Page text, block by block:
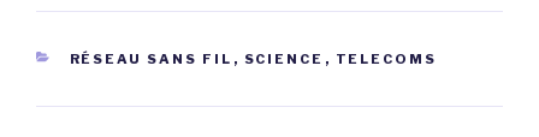
CATÉGORIES
RÉSEAU SANS FIL , SCIENCE , TELECOMS